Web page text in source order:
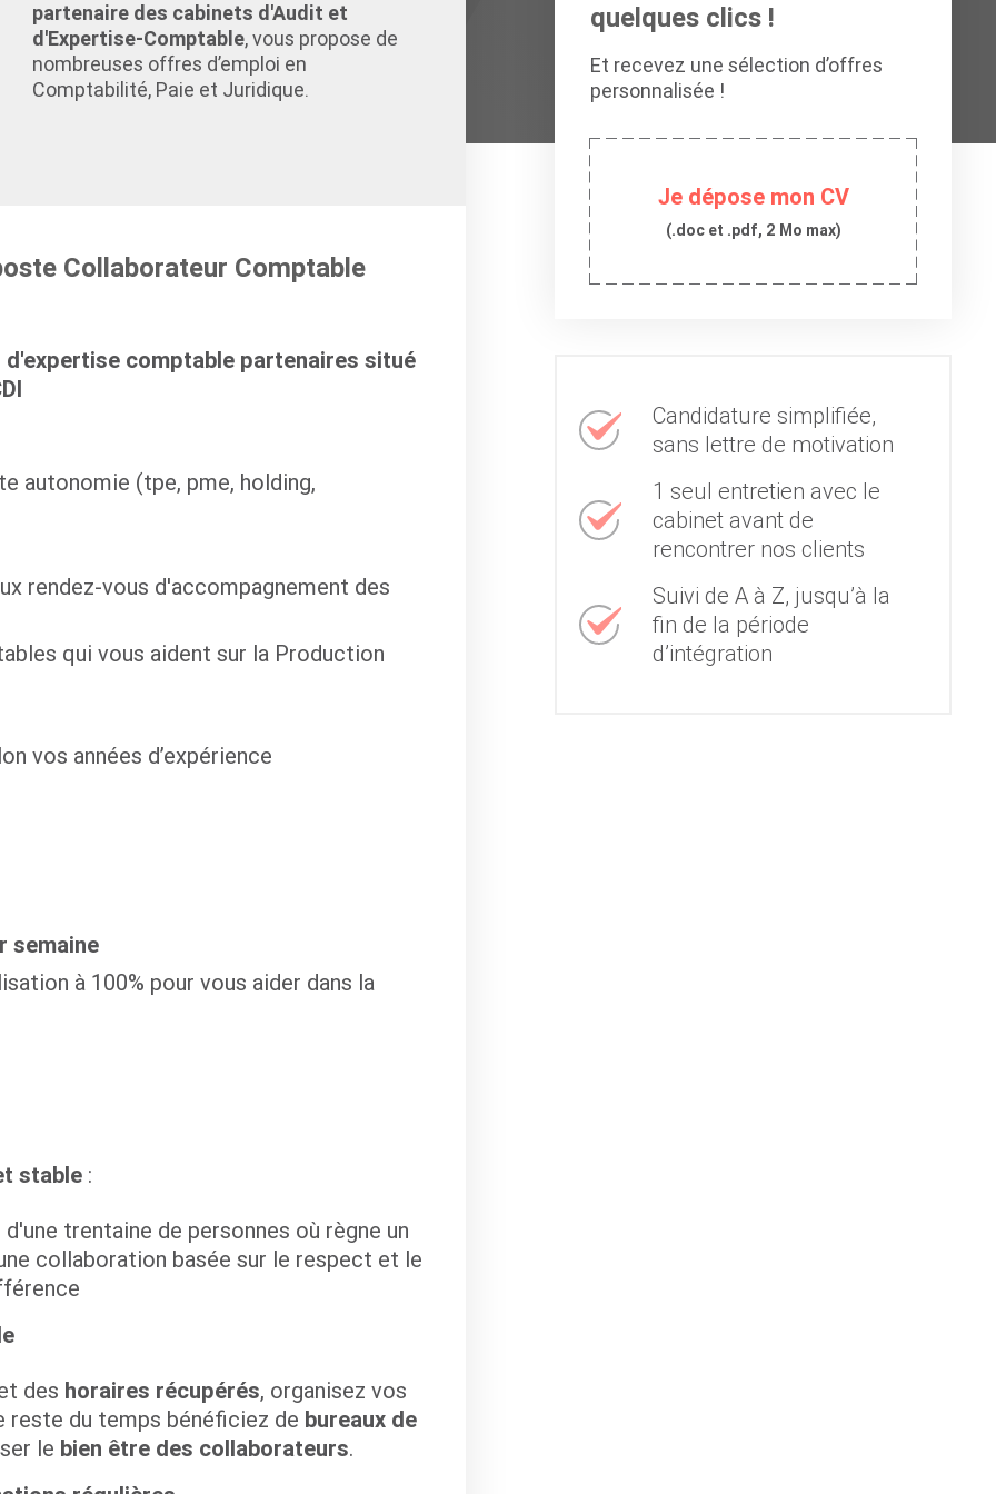
partenaire des cabinets d'Audit et
d'Expertise-Comptable, vous propose de
nombreuses offres d’emploi en
Comptabilité, Paie et Juridique.
Collaborateur Comptable
d'expertise comptable partenaires situé
autonomie (tpe, pme, holding,
rendez-vous d'accompagnement des
qui vous aident sur la Production
vos années d’expérience
semaine
à 100% pour vous aider dans la
stable:
trentaine de personnes où règne un
collaboration basée sur le respect et le
des horaires récupérés, organisez vos
du temps bénéficiez de bureaux de
le bien être des collaborateurs.
quelques clics !
Et recevez une sélection d’offres
personnalisée !
Je dépose mon CV
(.doc et .pdf, 2 Mo max)
Candidature simplifiée,
sans lettre de motivation
1 seul entretien avec le
cabinet avant de
rencontrer nos clients
Suivi de A à Z, jusqu’à la
fin de la période
d’intégration